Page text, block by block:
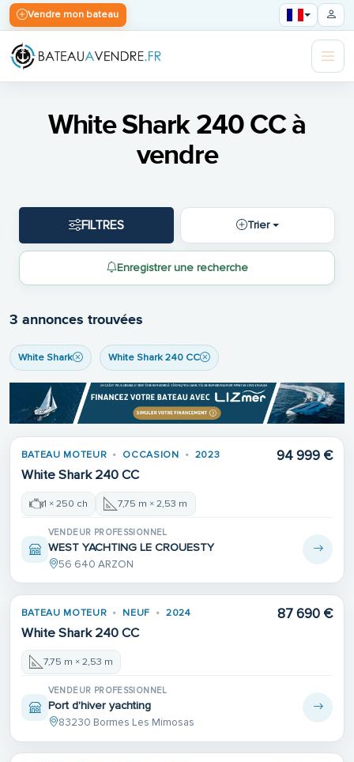
Vendre mon bateau
White Shark 240 CC à
vendre
FILTRES Trier
Enregistrer une recherche
3 annonces trouvées
White Shark White Shark 240 CC
BATEAU MOTEUR OCCASION 2023
White Shark 240 CC
94 999 €
1 × 250 ch 7,75 m × 2,53 m
VENDEUR PROFESSIONNEL
WEST YACHTING LE CROUESTY
56 640 ARZON
BATEAU MOTEUR NEUF 2024
White Shark 240 CC
87 690 €
7,75 m × 2,53 m
VENDEUR PROFESSIONNEL
Port d'hiver yachting
83230 Bormes Les Mimosas